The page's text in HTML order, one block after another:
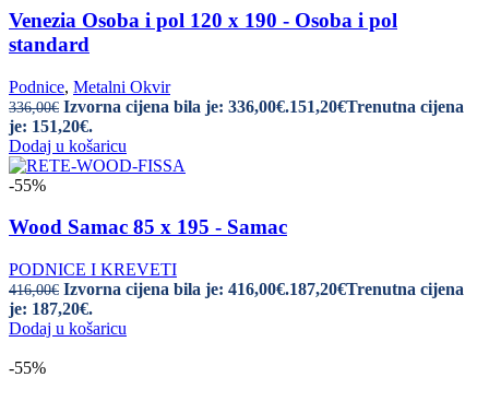
Venezia Osoba i pol 120 x 190 - Osoba i pol
standard
Podnice, Metalni Okvir
336,00€ Izvorna cijena bila je: 336,00€.151,20€Trenutna cijena
je: 151,20€.
Dodaj u košaricu
-55%
Wood Samac 85 x 195 - Samac
PODNICE I KREVETI
416,00€ Izvorna cijena bila je: 416,00€.187,20€Trenutna cijena
je: 187,20€.
Dodaj u košaricu
-55%